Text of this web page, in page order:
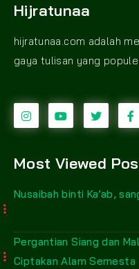
Hijratunaa
hijratunaa.com adalah
gaya tulisan yang
Most Viewed
Nusaibah binti Ka’ab,
Pergantian Siang dan
Ciptakan Alam Semesta